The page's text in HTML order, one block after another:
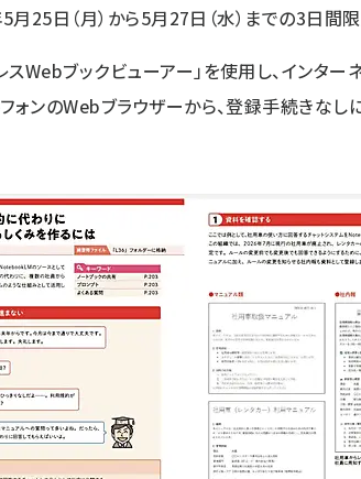
25日（月）から5月27日（水）までの3日間
Webブックビューアー」を使用し、インタ
フォンのWebブラウザーから、登録手続きな